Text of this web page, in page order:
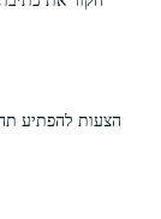
הצעות להפתיע